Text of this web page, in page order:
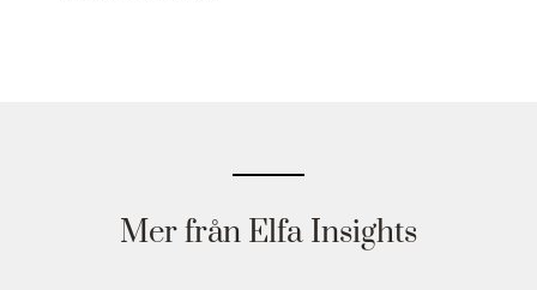
Mer från Elfa Insights